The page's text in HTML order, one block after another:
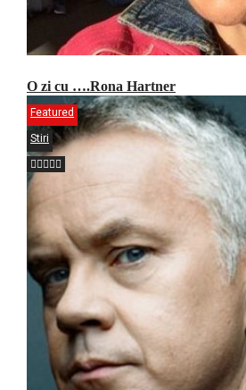
O zi cu ….Rona Hartner
Featured
Stiri